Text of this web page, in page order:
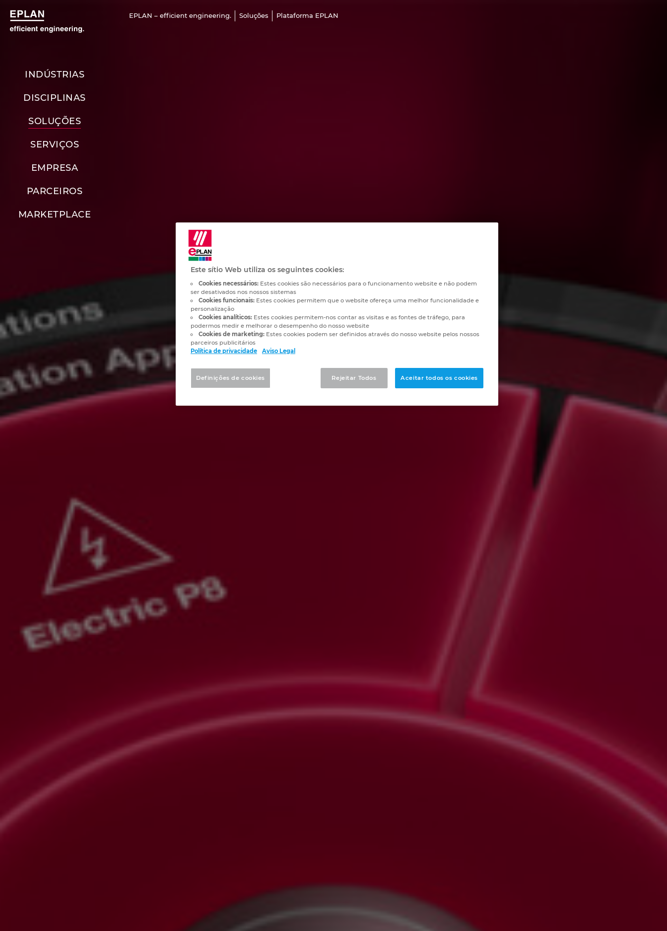
EPLAN – efficient engineering. Soluções Plataforma EPLAN
INDÚSTRIAS
DISCIPLINAS
SOLUÇÕES
SERVIÇOS
EMPRESA
PARCEIROS
MARKETPLACE
Este sítio Web utiliza os seguintes cookies:
Cookies necessários: Estes cookies são necessários para o funcionamento website e não podem
ser desativados nos nossos sistemas
Cookies funcionais: Estes cookies permitem que o website ofereça uma melhor funcionalidade e
personalização
Cookies analíticos: Estes cookies permitem-nos contar as visitas e as fontes de tráfego, para
podermos medir e melhorar o desempenho do nosso website
Cookies de marketing: Estes cookies podem ser definidos através do nosso website pelos nossos
parceiros publicitários
Política de privacidade
Aviso Legal
Rejeitar Todos Aceitar todos os cookies
Definições de cookies